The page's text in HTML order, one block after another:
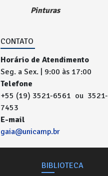
Pinturas
CONTATO
Horário de Atendimento
Seg. a Sex. | 9:00 às 17:00
Telefone
+55 (19) 3521-6561 ou 3521-
7453
E-mail
gaia@unicamp.br
BIBLIOTECA